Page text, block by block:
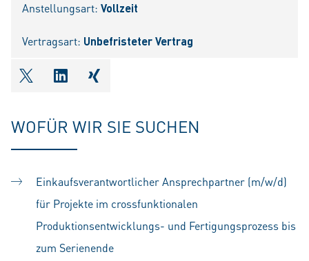
Anstellungsart: Vollzeit
Vertragsart: Unbefristeter Vertrag
shareOntwitter
shareOnlinkedIn
shareOnxing
WOFÜR WIR SIE SUCHEN
Einkaufsverantwortlicher Ansprechpartner (m/w/d)
für Projekte im crossfunktionalen
Produktionsentwicklungs- und Fertigungsprozess bis
zum Serienende